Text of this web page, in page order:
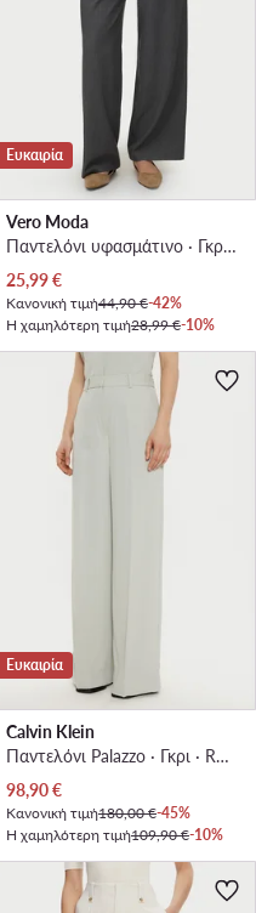
Ευκαιρία
Vero Moda
Παντελόνι υφασμάτινο · Γκρι · Regular Fit
Τρέχουσα τιμή
25,99€
Κανονική τιμή44,90 €-42%
Η χαμηλότερη τιμή28,99 €-10%
Ευκαιρία
Calvin Klein
Παντελόνι Palazzo · Γκρι · Regular Fit
Τρέχουσα τιμή
98,90€
Κανονική τιμή180,00 €-45%
Η χαμηλότερη τιμή109,90 €-10%